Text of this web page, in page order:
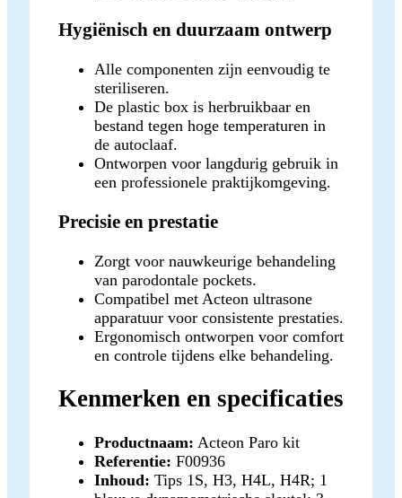
Hygiënisch en duurzaam ontwerp
Alle componenten zijn eenvoudig te
steriliseren.
De plastic box is herbruikbaar en
bestand tegen hoge temperaturen in
de autoclaaf.
Ontworpen voor langdurig gebruik in
een professionele praktijkomgeving.
Precisie en prestatie
Zorgt voor nauwkeurige behandeling
van parodontale pockets.
Compatibel met Acteon ultrasone
apparatuur voor consistente prestaties.
Ergonomisch ontworpen voor comfort
en controle tijdens elke behandeling.
Kenmerken en specificaties
Productnaam: Acteon Paro kit
Referentie: F00936
Inhoud: Tips 1S, H3, H4L, H4R; 1